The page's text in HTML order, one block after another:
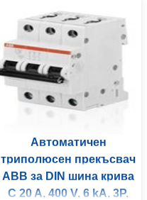
Автоматичен
триполюсен прекъсвач
ABB за DIN шина крива
C 20 A, 400 V, 6 kA, 3P,